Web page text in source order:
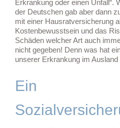
Erkrankung oder einen Unfall“.
der Deutschen gab aber dann
mit einer Hausratversicherung
Kostenbewusstsein und das
Schäden welcher Art auch
nicht gegeben! Denn was hat
unserer Erkrankung im
Ein